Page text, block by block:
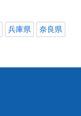
兵庫県 奈良県